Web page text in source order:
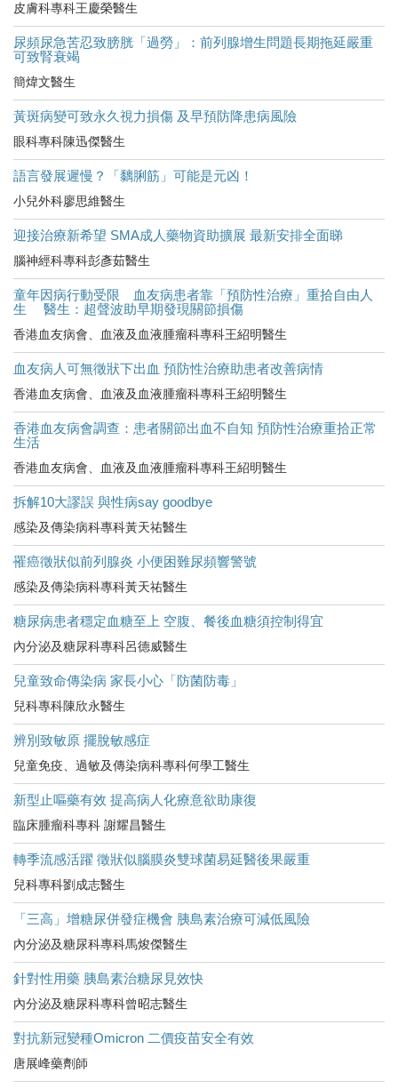
皮膚科專科王慶榮醫生
尿頻尿急苦忍致膀胱「過勞」：前列腺增生問題長期拖延嚴重
可致腎衰竭
簡煒文醫生
黃斑病變可致永久視力損傷 及早預防降患病風險
眼科專科陳迅傑醫生
語言發展遲慢？「黐脷筋」可能是元凶！
小兒外科廖思維醫生
迎接治療新希望 SMA成人藥物資助擴展 最新安排全面睇
腦神經科專科彭彥茹醫生
童年因病行動受限 血友病患者靠「預防性治療」重拾自由人
生 醫生：超聲波助早期發現關節損傷
香港血友病會、血液及血液腫瘤科專科王紹明醫生
血友病人可無徵狀下出血 預防性治療助患者改善病情
香港血友病會、血液及血液腫瘤科專科王紹明醫生
香港血友病會調查：患者關節出血不自知 預防性治療重拾正常
生活
香港血友病會、血液及血液腫瘤科專科王紹明醫生
拆解10大謬誤 與性病say goodbye
感染及傳染病科專科黃天祐醫生
罹癌徵狀似前列腺炎 小便困難尿頻響警號
感染及傳染病科專科黃天祐醫生
糖尿病患者穩定血糖至上 空腹、餐後血糖須控制得宜
內分泌及糖尿科專科呂德威醫生
兒童致命傳染病 家長小心「防菌防毒」
兒科專科陳欣永醫生
辨別致敏原 擺脫敏感症
兒童免疫、過敏及傳染病科專科何學工醫生
新型止嘔藥有效 提高病人化療意欲助康復
臨床腫瘤科專科 謝耀昌醫生
轉季流感活躍 徵狀似腦膜炎雙球菌易延醫後果嚴重
兒科專科劉成志醫生
「三高」增糖尿併發症機會 胰島素治療可減低風險
內分泌及糖尿科專科馬焌傑醫生
針對性用藥 胰島素治糖尿見效快
內分泌及糖尿科專科曾昭志醫生
對抗新冠變種Omicron 二價疫苗安全有效
唐展峰藥劑師